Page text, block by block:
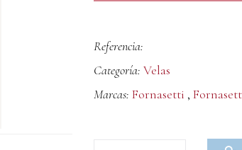
Referencia:
Categoría: Velas
Marcas: Fornasetti ,